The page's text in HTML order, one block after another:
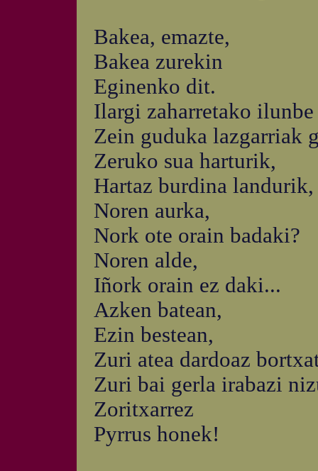
Bakea, emazte,
Bakea zurekin
Eginenko dit.
Ilargi zaharretako
Zein guduka lazgarriak
Zeruko sua harturik,
Hartaz burdina landurik,
Noren aurka,
Nork ote orain badaki?
Noren alde,
Iñork orain ez daki...
Azken batean,
Ezin bestean,
Zuri atea dardoaz
Zuri bai gerla irabazi
Zoritxarrez
Pyrrus honek!